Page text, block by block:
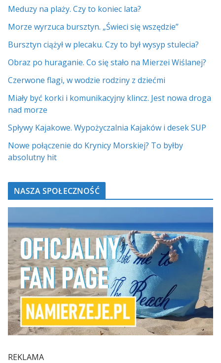
Meduzy na plaży. Czy to koniec lata?
Morze wyrzuca bursztyn. „Świeci się wszędzie”
Bursztyn ciążył w plecaku. Czy to był wysyp stulecia?
Obraz po huraganie. Co się stało na Mierzei Wiślanej?
Czerwone flagi, w wodzie rodziny z dziećmi
Miały być korki i komunikacyjny klincz. Jest nowa droga
nad morze
Spływy Kajakowe. Wypożyczalnia Kajaków i desek SUP
Nowe połączenie do Krynicy Morskiej? To byłby
absolutny hit
NASZA SPOŁECZNOŚĆ
REKLAMA